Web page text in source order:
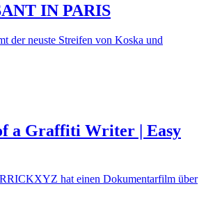
IN PARIS
der neuste Streifen von Koska und
a Graffiti Writer | Easy
hat einen Dokumentarfilm über